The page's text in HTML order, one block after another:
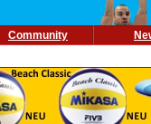
Community